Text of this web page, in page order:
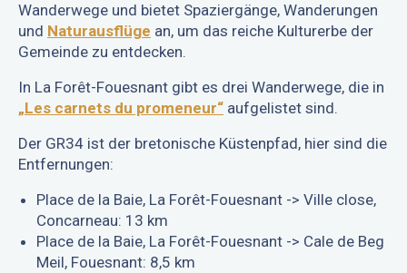
Wanderwege und bietet Spaziergänge, Wanderungen
und Naturausflüge an, um das reiche Kulturerbe der
Gemeinde zu entdecken.
In La Forêt-Fouesnant gibt es drei Wanderwege, die in
„Les carnets du promeneur“ aufgelistet sind.
Der GR34 ist der bretonische Küstenpfad, hier sind die
Entfernungen:
Place de la Baie, La Forêt-Fouesnant -> Ville close,
Concarneau: 13 km
Place de la Baie, La Forêt-Fouesnant -> Cale de Beg
Meil, Fouesnant: 8,5 km